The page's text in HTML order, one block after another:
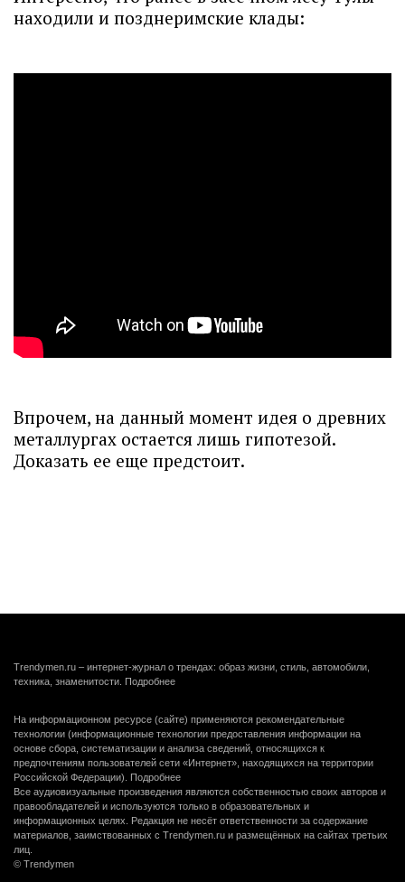
находили и позднеримские клады:
Впрочем, на данный момент идея о древних
металлургах остается лишь гипотезой.
Доказать ее еще предстоит.
Trendymen.ru – интернет-журнал о трендах: образ жизни, стиль, автомобили,
техника, знаменитости. Подробнее
На информационном ресурсе (сайте) применяются рекомендательные
технологии (информационные технологии предоставления информации на
основе сбора, систематизации и анализа сведений, относящихся к
предпочтениям пользователей сети «Интернет», находящихся на территории
Российской Федерации). Подробнее
Все аудиовизуальные произведения являются собственностью своих авторов и
правообладателей и используются только в образовательных и
информационных целях. Редакция не несёт ответственности за содержание
материалов, заимствованных с Trendymen.ru и размещённых на сайтах третьих
лиц.
© Trendymen